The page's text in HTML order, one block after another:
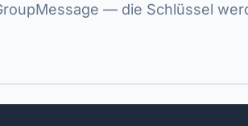
— die Schlüssel